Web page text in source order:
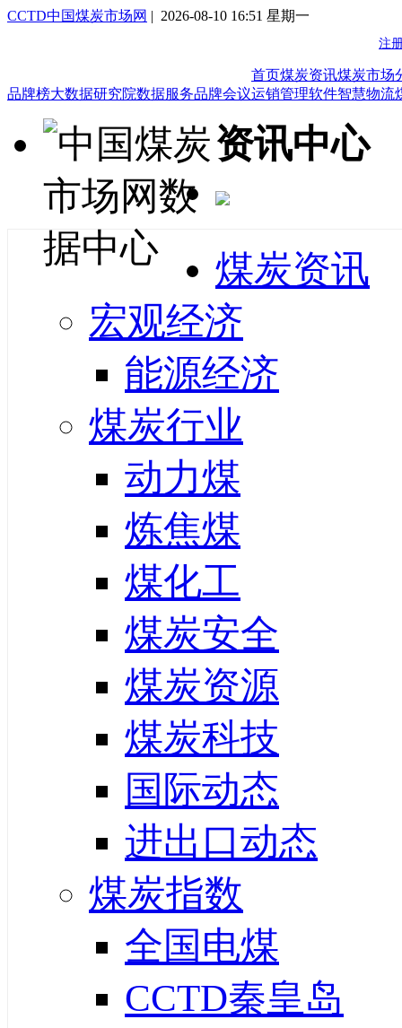
CCTD中国煤炭市场网 | 2026-08-10 16:51 星期一
首页煤炭资讯煤炭市场
品牌榜大数据研究院数据服务品牌会议运销管理软件智慧物流
资讯中心
煤炭资讯
宏观经济
能源经济
煤炭行业
动力煤
炼焦煤
煤化工
煤炭安全
煤炭资源
煤炭科技
国际动态
进出口动态
煤炭指数
全国电煤
CCTD秦皇岛